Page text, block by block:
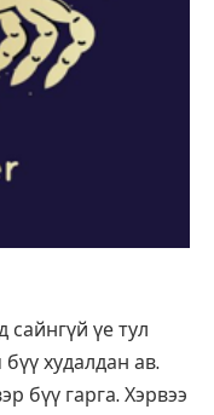
сайнгүй үе тул
худалдан ав.
бүү гарга. Хэрвээ